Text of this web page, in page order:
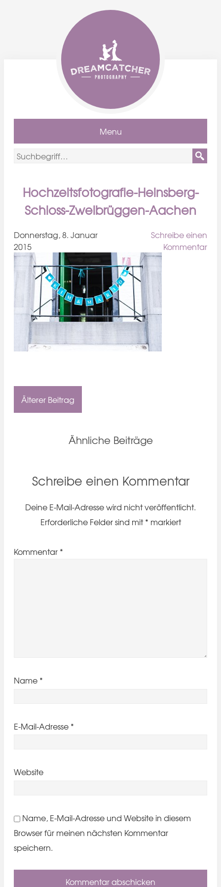
Menu
Hochzeitsfotografie-Heinsberg-
Schloss-Zweibrüggen-Aachen
Donnerstag, 8. Januar
2015
Schreibe einen
Kommentar
Älterer Beitrag
Ähnliche Beiträge
Schreibe einen Kommentar
Deine E-Mail-Adresse wird nicht veröffentlicht.
Erforderliche Felder sind mit* markiert
Kommentar *
Name *
E-Mail-Adresse *
Website
Name, E-Mail-Adresse und Website in diesem
Browser für meinen nächsten Kommentar
speichern.